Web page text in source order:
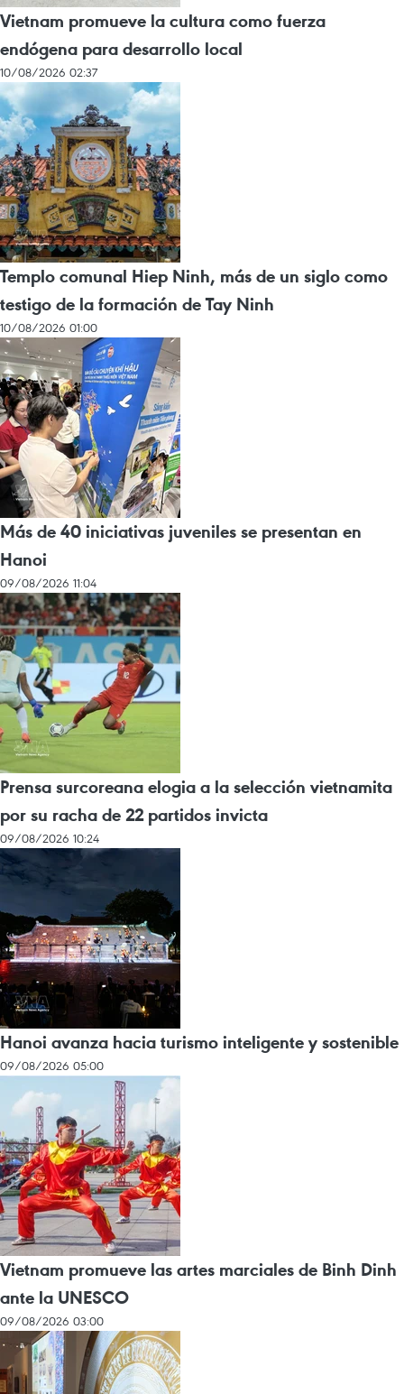
Vietnam promueve la cultura como fuerza
endógena para desarrollo local
10/08/2026 02:37
Templo comunal Hiep Ninh, más de un siglo como
testigo de la formación de Tay Ninh
10/08/2026 01:00
Más de 40 iniciativas juveniles se presentan en
Hanoi
09/08/2026 11:04
Prensa surcoreana elogia a la selección vietnamita
por su racha de 22 partidos invicta
09/08/2026 10:24
Hanoi avanza hacia turismo inteligente y sostenible
09/08/2026 05:00
Vietnam promueve las artes marciales de Binh Dinh
ante la UNESCO
09/08/2026 03:00